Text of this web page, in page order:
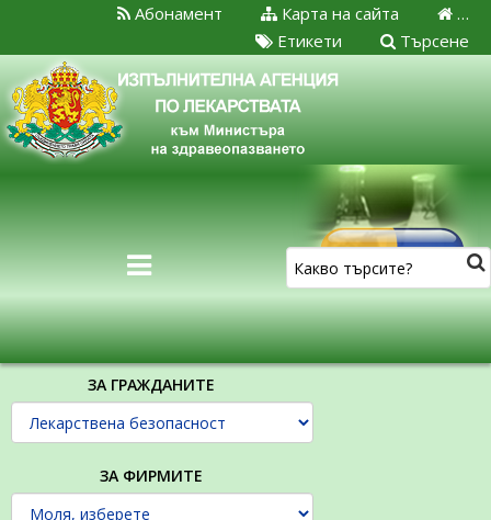
…
Карта на сайта
Абонамент
Търсене
Етикети
ЗА ГРАЖДАНИТЕ
ЗА ФИРМИТЕ